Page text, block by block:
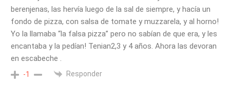
berenjenas, las hervía luego de la sal de siempre, y hacía un
fondo de pizza, con salsa de tomate y muzzarela, y al horno!
Yo la llamaba “la falsa pizza” pero no sabían de que era, y les
encantaba y la pedían! Tenian2,3 y 4 años. Ahora las devoran
en escabeche .
-1 Responder